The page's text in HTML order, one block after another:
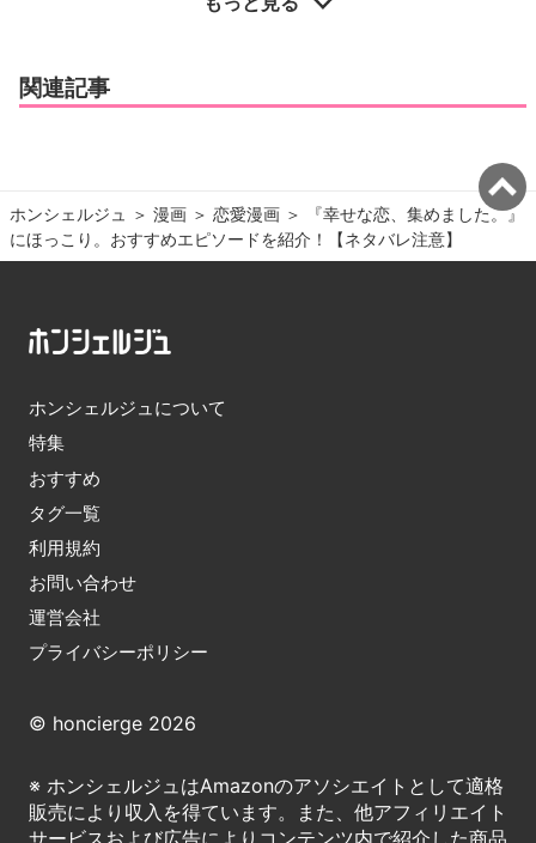
関連記事
ホンシェルジュ ＞ 漫画 ＞ 恋愛漫画 ＞
『幸せな恋、集めました。』
にほっこり。おすすめエピソードを紹介！【ネタバレ注意】
ホンシェルジュについて
特集
おすすめ
タグ一覧
利用規約
お問い合わせ
運営会社
プライバシーポリシー
© honcierge 2026
※ ホンシェルジュはAmazonのアソシエイトとして適格
販売により収入を得ています。また、他アフィリエイト
サービスおよび広告によりコンテンツ内で紹介した商品